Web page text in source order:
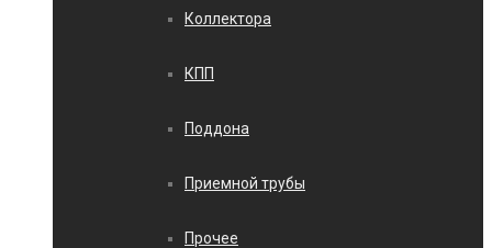
Коллектора
КПП
Поддона
Приемной трубы
Прочее